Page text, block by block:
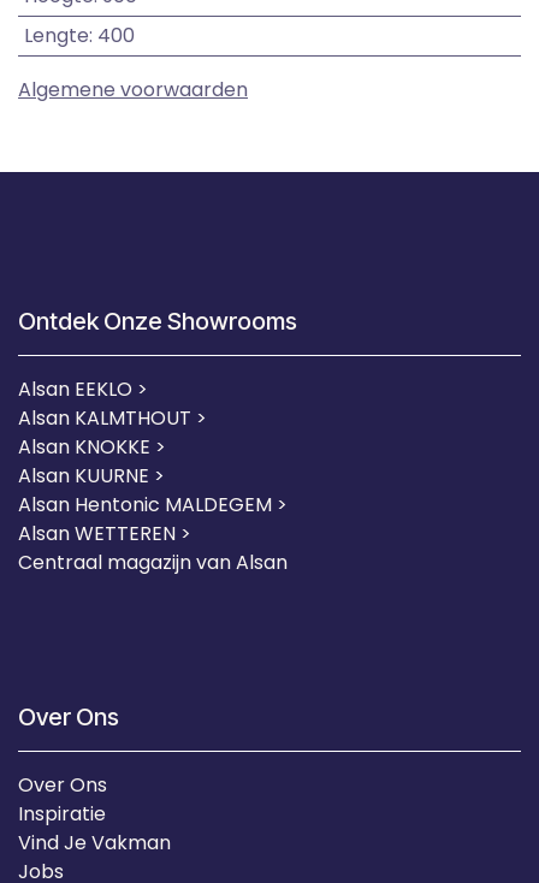
Lengte: 400
Algemene voorwaarden
Ontdek Onze Showrooms
Alsan EEKLO >
Alsan KALMTHOUT >
Alsan KNOKKE >
Alsan KUURNE >
Alsan Hentonic MALDEGEM >
Alsan WETTEREN >
Centraal magazijn van Alsan
Over Ons
Over Ons
Inspiratie
Vind Je Vakman
Jobs